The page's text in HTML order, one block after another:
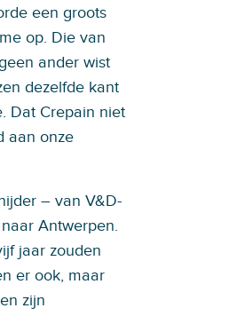
een groots
op. Die van
ander wist
dezelfde kant
Dat Crepain niet
aan onze
– van V&D-
Antwerpen.
jaar zouden
er ook, maar
zijn